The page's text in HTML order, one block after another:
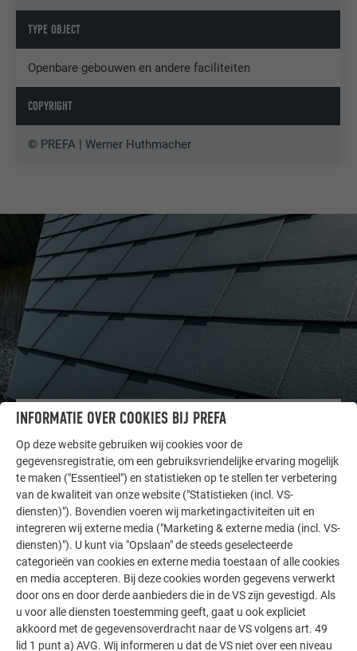
TYPE OBJECT
Openbare gebouwen en andere faciliteiten
COPYRIGHT
© PREFA | Werner Huthmacher
LAAT U INSPIREREN
ANDERE OBJECTEN
De PREFA referentiegallerij laat zien hoe veelzijdig
aluminium kan worden toegepast. Ontdek meer
indrukwekkende projecten met de duurzame PREFA
aluminiumoplossingen voor dak, zonne-energie en
gevel.
MEER REFERENTIES BEKIJKEN
INFORMATIE OVER COOKIES BIJ PREFA
Op deze website gebruiken wij cookies voor de
gegevensregistratie, om een gebruiksvriendelijke ervaring mogelijk
te maken ("Essentieel") en statistieken op te stellen ter verbetering
van de kwaliteit van onze website ("Statistieken (incl. VS-
diensten)"). Bovendien voeren wij marketingactiviteiten uit en
integreren wij externe media ("Marketing & externe media (incl. VS-
diensten)"). U kunt via "Opslaan" de steeds geselecteerde
categorieën van cookies en externe media toestaan of alle cookies
en media accepteren. Bij deze cookies worden gegevens verwerkt
door ons en door derde aanbieders die in de VS zijn gevestigd. Als
u voor alle diensten toestemming geeft, gaat u ook expliciet
akkoord met de gegevensoverdracht naar de VS volgens art. 49
lid 1 punt a) AVG. Wij informeren u dat de VS niet over een niveau